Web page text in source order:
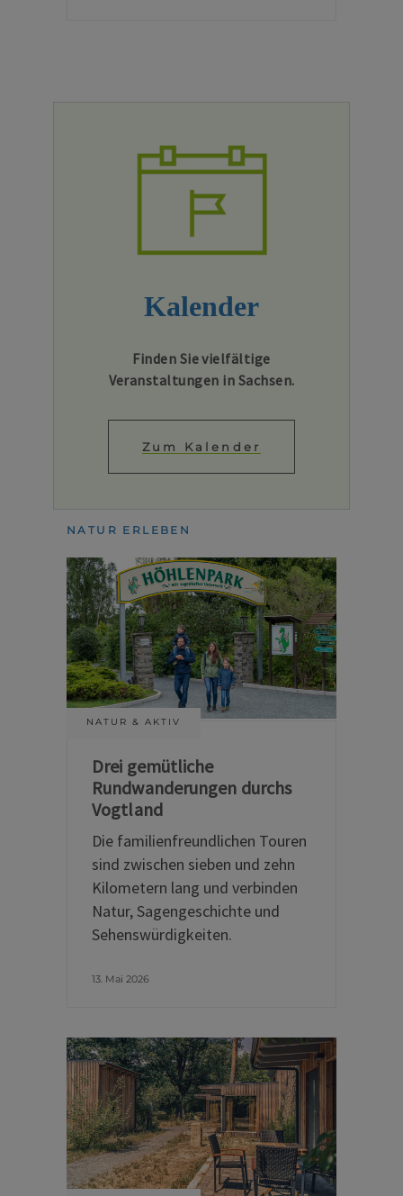
Kalender
Finden Sie vielfältige
Veranstaltungen in Sachsen.
Zum Kalender
NATUR ERLEBEN
NATUR & AKTIV
Drei gemütliche
Rundwanderungen durchs
Vogtland
Die familienfreundlichen Touren
sind zwischen sieben und zehn
Kilometern lang und verbinden
Natur, Sagengeschichte und
Sehenswürdigkeiten.
13. Mai 2026